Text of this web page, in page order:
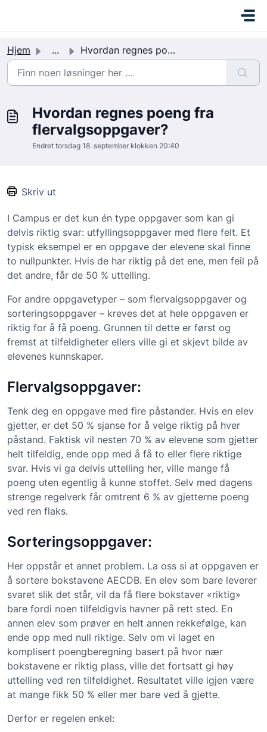
p
s
n
k
e
n
t
Hjem ... Hvordan regnes poeng fra flervalgsoppgaver?
Hvordan regnes poeng fra
flervalgsoppgaver?
Endret torsdag 18. september klokken 20:40
Skriv ut
I Campus er det kun én type oppgaver som kan gi
delvis riktig svar: utfyllingsoppgaver med flere felt. Et
typisk eksempel er en oppgave der elevene skal finne
to nullpunkter. Hvis de har riktig på det ene, men feil på
det andre, får de 50 % uttelling.
For andre oppgavetyper – som flervalgsoppgaver og
sorteringsoppgaver – kreves det at hele oppgaven er
riktig for å få poeng. Grunnen til dette er først og
fremst at tilfeldigheter ellers ville gi et skjevt bilde av
elevenes kunnskaper.
Flervalgsoppgaver:
Tenk deg en oppgave med fire påstander. Hvis en elev
gjetter, er det 50 % sjanse for å velge riktig på hver
påstand. Faktisk vil nesten 70 % av elevene som gjetter
helt tilfeldig, ende opp med å få to eller flere riktige
svar. Hvis vi ga delvis uttelling her, ville mange få
poeng uten egentlig å kunne stoffet. Selv med dagens
strenge regelverk får omtrent 6 % av gjetterne poeng
ved ren flaks.
Sorteringsoppgaver:
Her oppstår et annet problem. La oss si at oppgaven er
å sortere bokstavene AECDB. En elev som bare leverer
svaret slik det står, vil da få flere bokstaver «riktig»
bare fordi noen tilfeldigvis havner på rett sted. En
annen elev som prøver en helt annen rekkefølge, kan
ende opp med null riktige. Selv om vi laget en
komplisert poengberegning basert på hvor nær
bokstavene er riktig plass, ville det fortsatt gi høy
uttelling ved ren tilfeldighet. Resultatet ville igjen være
at mange fikk 50 % eller mer bare ved å gjette.
Derfor er regelen enkel: